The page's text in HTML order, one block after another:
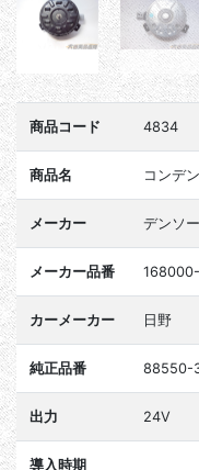
商品コード 4834
商品名 コンデ
メーカー デンソー
メーカー品番
カーメーカー 日野
純正品番 88550-
出力 24V
導入時期